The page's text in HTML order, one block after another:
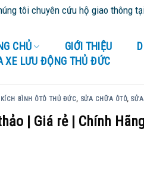
tôi chuyên cứu hộ giao thông tại
CHỦ GIỚI THIỆU
XE LƯU ĐỘNG THỦ ĐỨC
KÍCH BÌNH ÔTÔ THỦ ĐỨC, SỬA CHỮA ÔTÔ,
| Giá rẻ | Chính